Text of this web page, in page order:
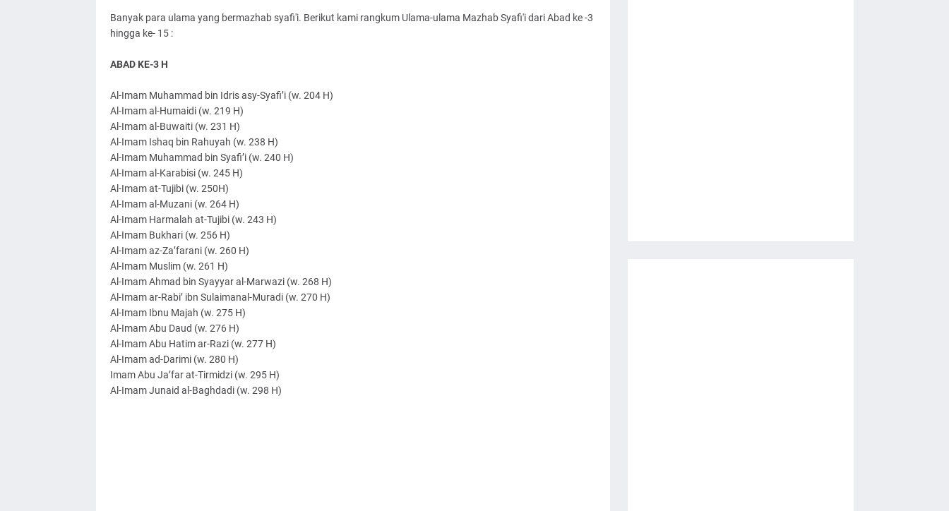
Banyak para ulama yang bermazhab syafi'i. Berikut kami rangkum Ulama-ulama Mazhab Syafi'i dari Abad ke -3
hingga ke- 15 :
ABAD KE-3 H
Al-Imam Muhammad bin Idris asy-Syafi’i (w. 204 H)
Al-Imam al-Humaidi (w. 219 H)
Al-Imam al-Buwaiti (w. 231 H)
Al-Imam Ishaq bin Rahuyah (w. 238 H)
Al-Imam Muhammad bin Syafi’i (w. 240 H)
Al-Imam al-Karabisi (w. 245 H)
Al-Imam at-Tujibi (w. 250H)
Al-Imam al-Muzani (w. 264 H)
Al-Imam Harmalah at-Tujibi (w. 243 H)
Al-Imam Bukhari (w. 256 H)
Al-Imam az-Za’farani (w. 260 H)
Al-Imam Muslim (w. 261 H)
Al-Imam Ahmad bin Syayyar al-Marwazi (w. 268 H)
Al-Imam ar-Rabi’ ibn Sulaimanal-Muradi (w. 270 H)
Al-Imam Ibnu Majah (w. 275 H)
Al-Imam Abu Daud (w. 276 H)
Al-Imam Abu Hatim ar-Razi (w. 277 H)
Al-Imam ad-Darimi (w. 280 H)
Imam Abu Ja’far at-Tirmidzi (w. 295 H)
Al-Imam Junaid al-Baghdadi (w. 298 H)